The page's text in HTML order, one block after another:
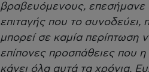
βραβευόμενους, επεσήμανε
επιταγής που το
μπορεί σε καμία περίπτωση
επίπονες προσπάθειες που
κάνει όλα αυτά τα χρόνια.